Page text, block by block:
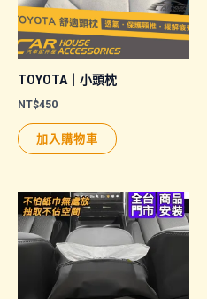
TOYOTA｜小頭枕
NT$450
加入購物車